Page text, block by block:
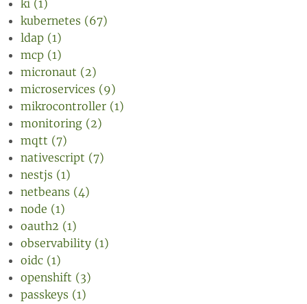
ki (1)
kubernetes (67)
ldap (1)
mcp (1)
micronaut (2)
microservices (9)
mikrocontroller (1)
monitoring (2)
mqtt (7)
nativescript (7)
nestjs (1)
netbeans (4)
node (1)
oauth2 (1)
observability (1)
oidc (1)
openshift (3)
passkeys (1)